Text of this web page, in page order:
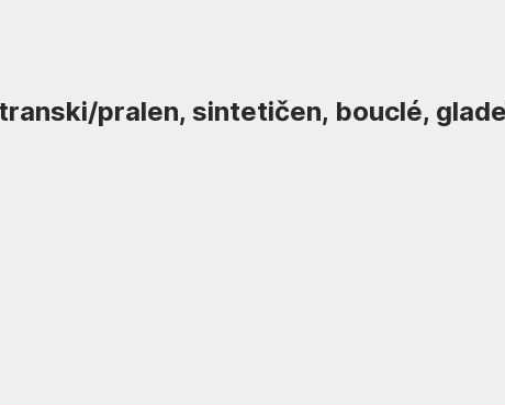
pralen, sintetičen, bouclé,